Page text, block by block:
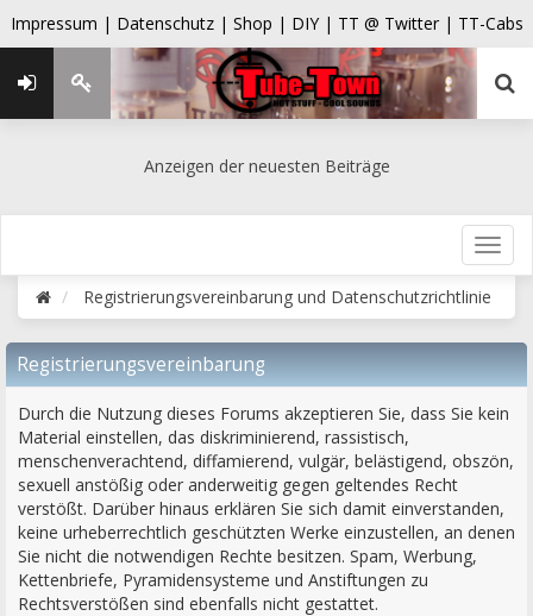
Impressum | Datenschutz | Shop | DIY | TT @ Twitter | TT-Cabs
Anzeigen der neuesten Beiträge
Registrierungsvereinbarung und Datenschutzrichtlinie
Registrierungsvereinbarung
Durch die Nutzung dieses Forums akzeptieren Sie, dass Sie kein
Material einstellen, das diskriminierend, rassistisch,
menschenverachtend, diffamierend, vulgär, belästigend, obszön,
sexuell anstößig oder anderweitig gegen geltendes Recht
verstößt. Darüber hinaus erklären Sie sich damit einverstanden,
keine urheberrechtlich geschützten Werke einzustellen, an denen
Sie nicht die notwendigen Rechte besitzen. Spam, Werbung,
Kettenbriefe, Pyramidensysteme und Anstiftungen zu
Rechtsverstößen sind ebenfalls nicht gestattet.